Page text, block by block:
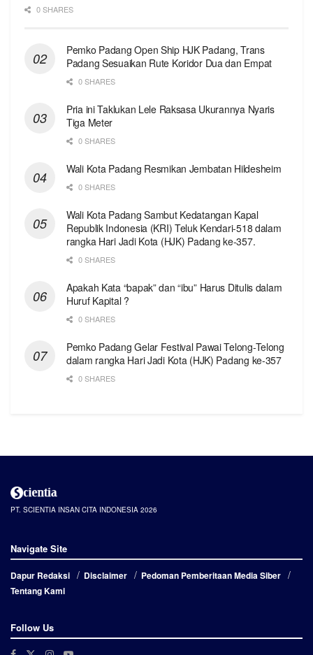
0 SHARES
Pemko Padang Open Ship HJK Padang, Trans
Padang Sesuaikan Rute Koridor Dua dan Empat
0 SHARES
Pria ini Taklukan Lele Raksasa Ukurannya Nyaris
Tiga Meter
0 SHARES
Wali Kota Padang Resmikan Jembatan Hildesheim
0 SHARES
Wali Kota Padang Sambut Kedatangan Kapal
Republik Indonesia (KRI) Teluk Kendari-518 dalam
rangka Hari Jadi Kota (HJK) Padang ke-357.
0 SHARES
Apakah Kata “bapak” dan “ibu” Harus Ditulis dalam
Huruf Kapital ?
0 SHARES
Pemko Padang Gelar Festival Pawai Telong-Telong
dalam rangka Hari Jadi Kota (HJK) Padang ke-357
0 SHARES
PT. SCIENTIA INSAN CITA INDONESIA 2026
Navigate Site
Dapur Redaksi Disclaimer
Pedoman Pemberitaan Media Siber
Tentang Kami
Follow Us